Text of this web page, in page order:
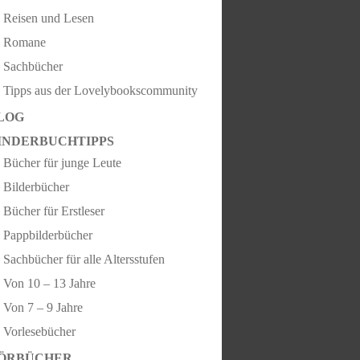
Reisen und Lesen
Romane
Sachbücher
Tipps aus der Lovelybookscommunity
Bücher für junge Leute
Bilderbücher
Bücher für Erstleser
Pappbilderbücher
Sachbücher für alle Altersstufen
Von 10 – 13 Jahre
Von 7 – 9 Jahre
Vorlesebücher